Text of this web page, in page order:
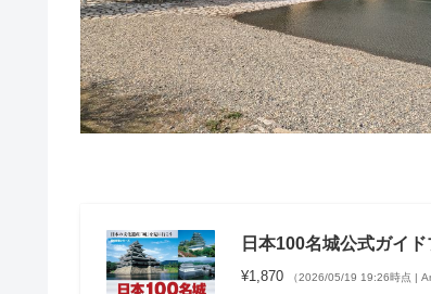
日本100名城公式ガイ
¥1,870 （2026/05/19 19:26時点 |